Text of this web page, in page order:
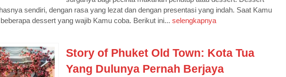
sendiri, dengan rasa yang lezat dan dengan presentasi yang indah. Saat Kamu
dessert yang wajib Kamu coba. Berikut ini... selengkapnya
Story of Phuket Old Town: Kota Tua
Yang Dulunya Pernah Berjaya